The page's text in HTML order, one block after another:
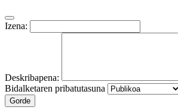
Izena:
Deskribapena:
Bidalketaren pribatutasuna
Gorde